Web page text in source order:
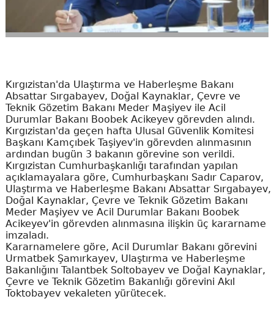
Kırgızistan'da Ulaştırma ve Haberleşme Bakanı
Absattar Sırgabayev, Doğal Kaynaklar, Çevre ve
Teknik Gözetim Bakanı Meder Maşiyev ile Acil
Durumlar Bakanı Boobek Acikeyev görevden alındı.
Kırgızistan'da geçen hafta Ulusal Güvenlik Komitesi
Başkanı Kamçıbek Taşiyev'in görevden alınmasının
ardından bugün 3 bakanın görevine son verildi.
Kırgızistan Cumhurbaşkanlığı tarafından yapılan
açıklamayalara göre, Cumhurbaşkanı Sadır Caparov,
Ulaştırma ve Haberleşme Bakanı Absattar Sırgabayev,
Doğal Kaynaklar, Çevre ve Teknik Gözetim Bakanı
Meder Maşiyev ve Acil Durumlar Bakanı Boobek
Acikeyev'in görevden alınmasına ilişkin üç kararname
imzaladı.
Kararnamelere göre, Acil Durumlar Bakanı görevini
Urmatbek Şamırkayev, Ulaştırma ve Haberleşme
Bakanlığını Talantbek Soltobayev ve Doğal Kaynaklar,
Çevre ve Teknik Gözetim Bakanlığı görevini Akıl
Toktobayev vekaleten yürütecek.